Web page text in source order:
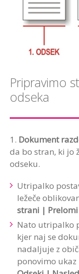
Pripravimo
odseka
1. Dokument
da bo stran, ki jo
odseku.
Utripalko
ležeče
strani |
Nato utripalko
kjer naj se
nadaljuje z
ponovimo ukaz